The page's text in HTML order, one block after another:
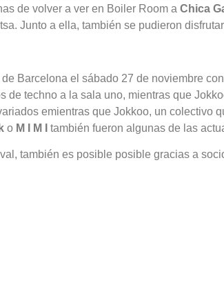
de volver a ver en Boiler Room a Chica
Junto a ella, también se pudieron
Barcelona el sábado 27 de noviembre
de techno a la sala uno, mientras que
emientras que Jokkoo, un colectivo
o M I M I también fueron algunas de las
también es posible posible gracias a